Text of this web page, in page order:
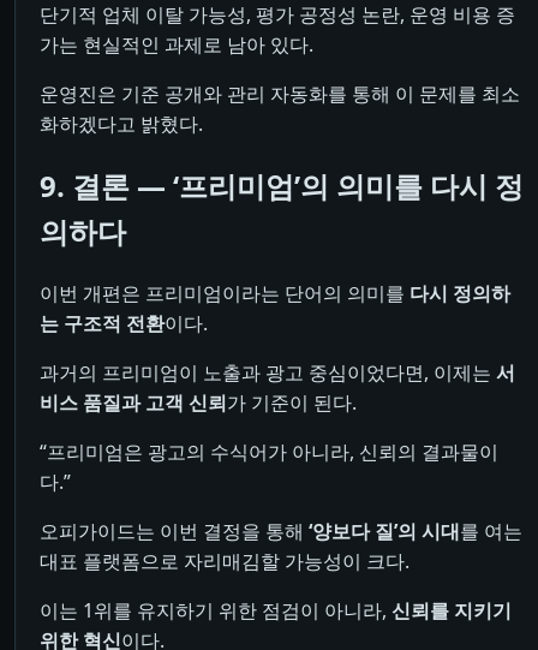
단기적 업체 이탈 가능성, 평가 공정성 논란, 운영 비용 증
가는 현실적인 과제로 남아 있다.
운영진은 기준 공개와 관리 자동화를 통해 이 문제를 최소
화하겠다고 밝혔다.
9. 결론 ― ‘프리미엄’의 의미를 다시 정
의하다
이번 개편은 프리미엄이라는 단어의 의미를 다시 정의하
는 구조적 전환이다.
과거의 프리미엄이 노출과 광고 중심이었다면, 이제는 서
비스 품질과 고객 신뢰가 기준이 된다.
“프리미엄은 광고의 수식어가 아니라, 신뢰의 결과물이
다.”
오피가이드는 이번 결정을 통해 ‘양보다 질’의 시대를 여는
대표 플랫폼으로 자리매김할 가능성이 크다.
이는 1위를 유지하기 위한 점검이 아니라, 신뢰를 지키기
위한 혁신이다.